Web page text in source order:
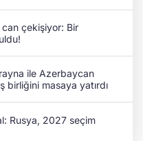
can çekişiyor: Bir
ile Azerbaycan
birliğini masaya yatırdı
Rusya, 2027 seçim